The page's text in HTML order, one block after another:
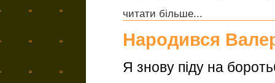
читати більше...
Народився
Я знову піду на